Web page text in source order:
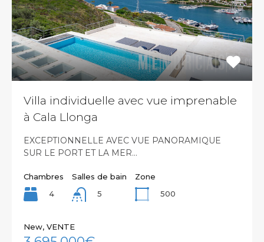
Villa individuelle avec vue imprenable
à Cala Llonga
EXCEPTIONNELLE AVEC VUE PANORAMIQUE
SUR LE PORT ET LA MER…
Chambres
4
Salles de bain
5
Zone
500
New, VENTE